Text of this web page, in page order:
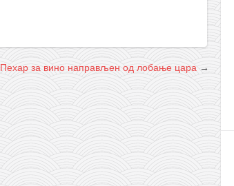
Пехар за вино направљен од лобање цара→